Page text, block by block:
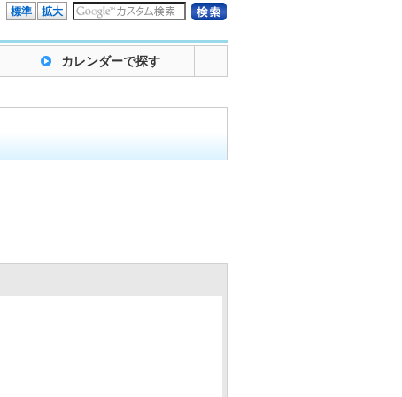
標準 拡大
カレンダーで探す